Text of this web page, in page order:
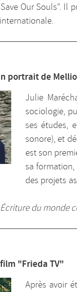
Our Souls".
portrait de
Julie
sociologie,
ses études,
sonore), et
est son
sa
des projets
du monde
"Frieda TV"
Après avoir